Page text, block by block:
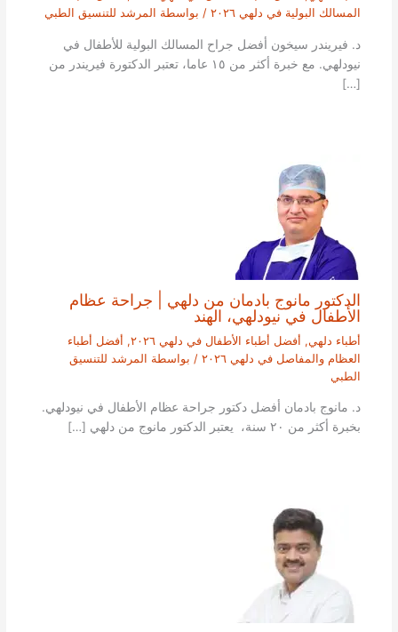
المسالك البولية في دلهي ٢٠٢٦
/ بواسطة المرشد للتنسيق الطبي
د. فيريندر سيخون أفضل جراح المسالك البولية للأطفال في
نيودلهي. مع خبرة أكثر من ١٥ عاما، تعتبر الدكتورة فيريندر من
[…]
الدكتور مانوج بادمان من دلهي | جراحة عظام
الأطفال في نيودلهي، الهند
أطباء دلهي, أفضل أطباء الأطفال في دلهي ٢٠٢٦ , أفضل أطباء
العظام والمفاصل في دلهي ٢٠٢٦
/ بواسطة المرشد للتنسيق
الطبي
د. مانوج بادمان أفضل دكتور جراحة عظام الأطفال في نيودلهي.
بخبرة أكثر من ٢٠ سنة، يعتبر الدكتور مانوج من دلهي […]